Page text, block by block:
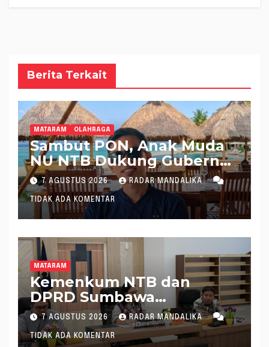
Berita Terkait
MATARAM OLAHRAGA
Sambut PON, Anak Muda
NU NTB Dukung Gubernur
Pimpin KONI NTB
7 AGUSTUS 2026 RADAR MANDALIKA
TIDAK ADA KOMENTAR
MATARAM
Kemenkum NTB dan
DPRD Sumbawa
Mantapkan Rencana
Pembentukan 8 Raperda
Inisiatif
7 AGUSTUS 2026 RADAR MANDALIKA
TIDAK ADA KOMENTAR